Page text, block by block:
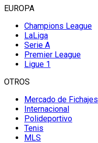
EUROPA
Champions League
LaLiga
Serie A
Premier League
Ligue 1
OTROS
Mercado de Fichajes
Internacional
Polideportivo
Tenis
MLS